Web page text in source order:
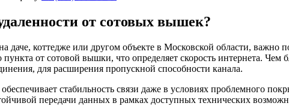
от сотовых вышек?
даче, коттедже или другом объекте в Московской области,
пункта от сотовой вышки, что определяет скорость интернета.
для расширения пропускной способности канала.
стабильность связи даже в условиях проблемного
передачи данных в рамках доступных технических